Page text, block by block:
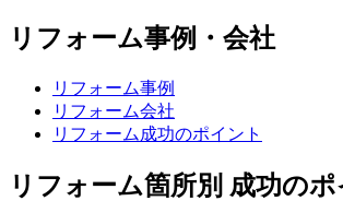
リフォーム事例・会社
リフォーム事例
リフォーム会社
リフォーム成功のポイント
リフォーム箇所別 成功のポ